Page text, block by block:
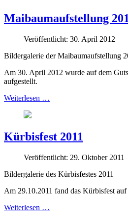
Maibaumaufstellung
Veröffentlicht: 30. April 2012
Bildergalerie der Maibaumaufstellung
Am 30. April 2012 wurde auf dem
aufgestellt.
Weiterlesen …
Kürbisfest 2011
Veröffentlicht: 29. Oktober 2011
Bildergalerie des Kürbisfestes 2011
Am 29.10.2011 fand das Kürbisfest
Weiterlesen …